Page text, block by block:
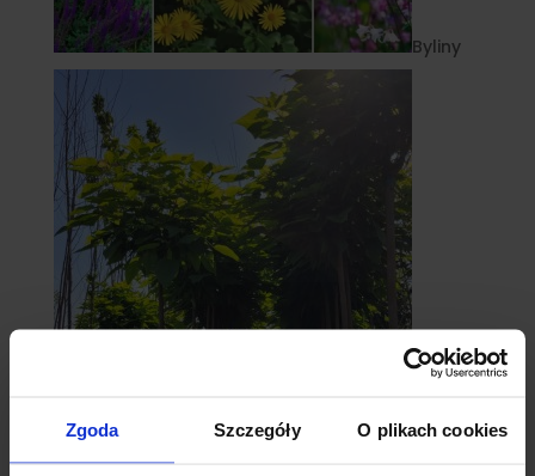
Zgoda Szczegóły O plikach cookies
Byliny
catalpy